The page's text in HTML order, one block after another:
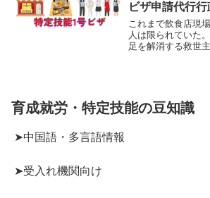
ビザ申請代行
これまで飲食店現
人は限られていた
足を解消する救世
育成就労・特定技能の豆知識
➤中国語・多言語情報
➤受入れ機関向け